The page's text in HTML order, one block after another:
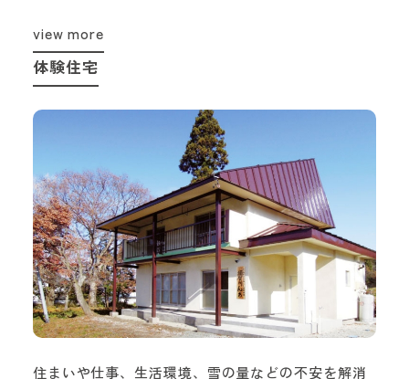
view more
体験住宅
住まいや仕事、生活環境、雪の量などの不安を解消